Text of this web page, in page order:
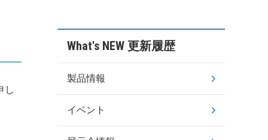
し
What's NEW 更新履歴
製品情報
イベント